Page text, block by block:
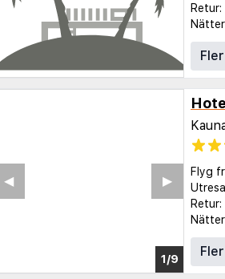
Retur:
1/5
▶︎
◀︎
Flyg
Retur: